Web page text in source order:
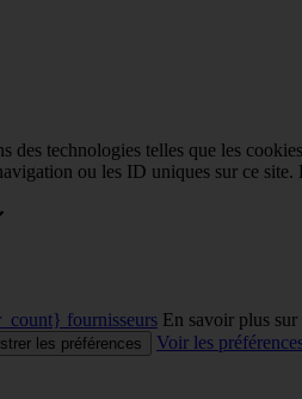
des technologies telles que les
ou les ID uniques sur ce
fournisseurs En savoir plus
les préférences
Voir les